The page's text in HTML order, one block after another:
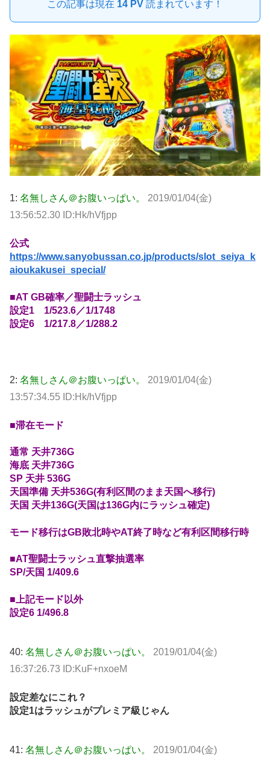
この記事は現在 14 PV 読まれています！
1: 名無しさん＠お腹いっぱい。
2019/01/04(金)
13:56:52.30 ID:Hk/hVfjpp
公式
https://www.sanyobussan.co.jp/products/slot_seiya_k
aioukakusei_special/
■AT GB確率／聖闘士ラッシュ
設定1 1/523.6／1/1748
設定6 1/217.8／1/288.2
2: 名無しさん＠お腹いっぱい。
2019/01/04(金)
13:57:34.55 ID:Hk/hVfjpp
■滞在モード
通常 天井736G
海底 天井736G
SP 天井 536G
天国準備 天井536G(有利区間のまま天国へ移行)
天国 天井136G(天国は136G内にラッシュ確定)
モード移行はGB敗北時やAT終了時など有利区間移行時
■AT聖闘士ラッシュ直撃抽選率
SP/天国 1/409.6
■上記モード以外
設定6 1/496.8
40: 名無しさん＠お腹いっぱい。
2019/01/04(金)
16:37:26.73 ID:KuF+nxoeM
設定差なにこれ？
設定1はラッシュがプレミア級じゃん
41: 名無しさん＠お腹いっぱい。 2019/01/04(金)